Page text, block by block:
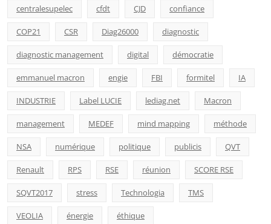
centralesupelec cfdt CJD confiance
COP21 CSR Diag26000 diagnostic
diagnostic management digital démocratie
emmanuel macron engie FBI formitel IA
INDUSTRIE Label LUCIE lediag.net Macron
management MEDEF mind mapping méthode
NSA numérique politique publicis QVT
Renault RPS RSE réunion SCORE RSE
SQVT2017 stress Technologia TMS
VEOLIA énergie éthique